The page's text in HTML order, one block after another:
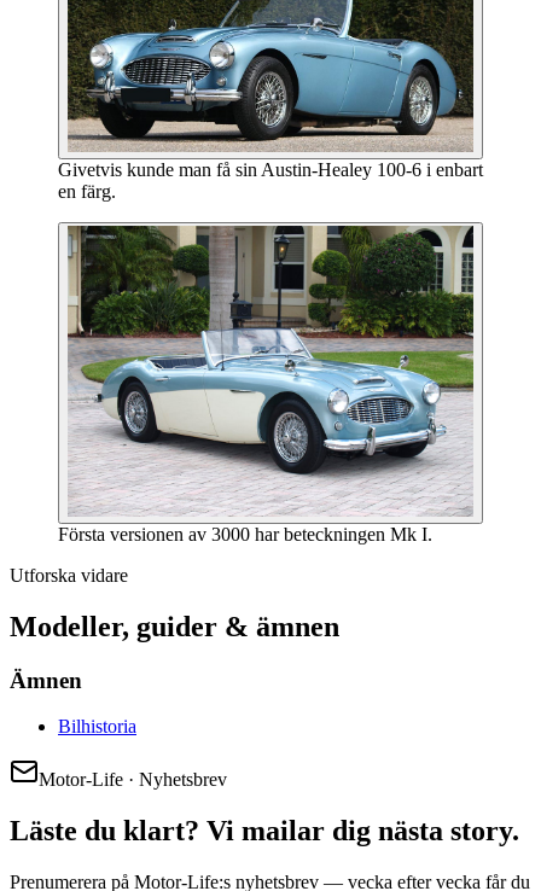
Givetvis kunde man få sin Austin-Healey 100-6 i enbart
en färg.
Första versionen av 3000 har beteckningen Mk I.
Utforska vidare
Modeller, guider & ämnen
Ämnen
Bilhistoria
Motor-Life · Nyhetsbrev
Läste du klart? Vi mailar dig nästa story.
Prenumerera på Motor-Life:s nyhetsbrev — vecka efter vecka får du